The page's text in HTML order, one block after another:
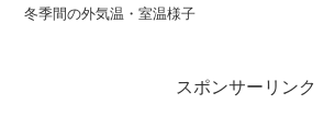
冬季間の外気温・室温様子
スポンサーリンク